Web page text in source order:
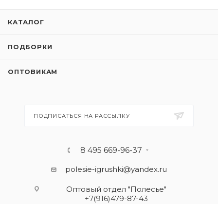
КАТАЛОГ
ПОДБОРКИ
ОПТОВИКАМ
ПОДПИСАТЬСЯ НА РАССЫЛКУ
8 495 669-96-37
polesie-igrushki@yandex.ru
Оптовый отдел "Полесье"
+7(916)479-87-43